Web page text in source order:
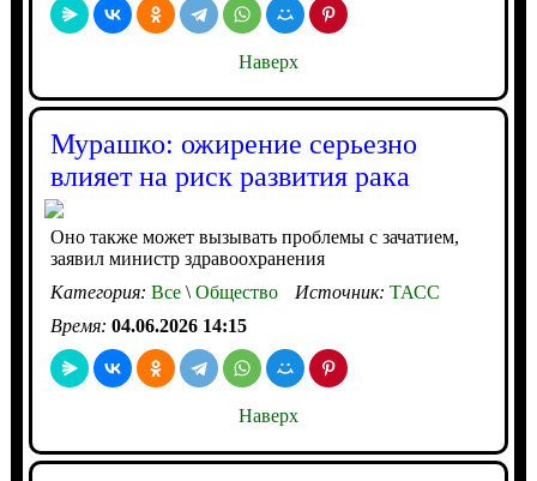
Наверх
Мурашко: ожирение серьезно
влияет на риск развития рака
Оно также может вызывать проблемы с зачатием,
заявил министр здравоохранения
Категория: Все\Общество Источник: ТАСС
Время: 04.06.2026 14:15
Наверх